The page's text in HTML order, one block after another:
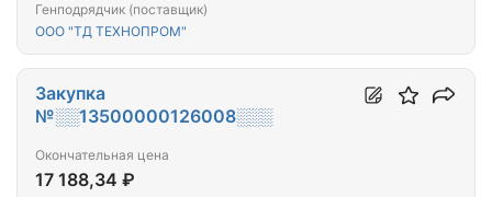
Генподрядчик (поставщик)
ООО "ТД ТЕХНОПРОМ"
Закупка
№░░13500000126008░░░
Окончательная цена
17 188,34 ₽